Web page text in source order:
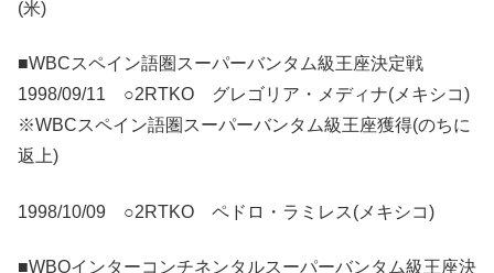
(米)
■WBCスペイン語圏スーパーバンタム級王座決定戦
1998/09/11 ○2RTKO グレゴリア・メディナ(メキシコ)
※WBCスペイン語圏スーパーバンタム級王座獲得(のちに
返上)
1998/10/09 ○2RTKO ペドロ・ラミレス(メキシコ)
■WBOインターコンチネンタルスーパーバンタム級王座決